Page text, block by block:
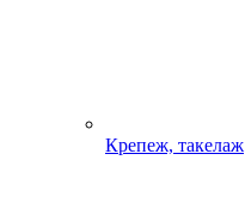
Крепеж, такелаж